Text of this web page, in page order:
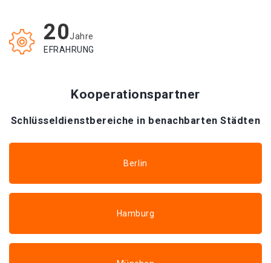
20Jahre
EFRAHRUNG
Kooperationspartner
Schlüsseldienstbereiche in benachbarten Städten
Berlin
Hamburg